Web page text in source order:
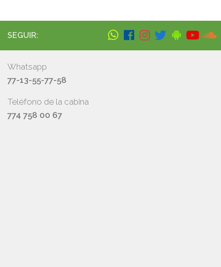
SEGUIR:
Whatsapp
77-13-55-77-58
Teléfono de la cabina
774 758 00 67